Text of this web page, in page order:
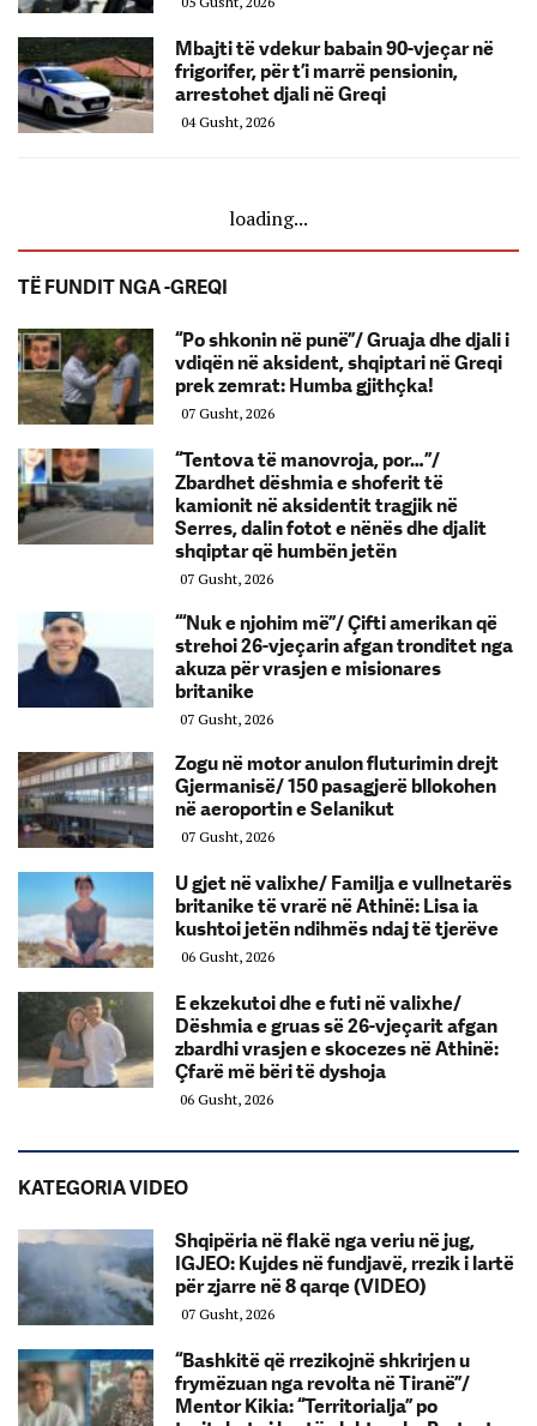
Mbajti të vdekur babain 90-vjeçar në
frigorifer, për t’i marrë pensionin,
arrestohet djali në Greqi
04 Gusht, 2026
loading...
TË FUNDIT NGA -GREQI
“Po shkonin në punë”/ Gruaja dhe djali i
vdiqën në aksident, shqiptari në Greqi
prek zemrat: Humba gjithçka!
07 Gusht, 2026
“Tentova të manovroja, por…”/
Zbardhet dëshmia e shoferit të
kamionit në aksidentit tragjik në
Serres, dalin fotot e nënës dhe djalit
shqiptar që humbën jetën
07 Gusht, 2026
“‘Nuk e njohim më”/ Çifti amerikan që
strehoi 26-vjeçarin afgan tronditet nga
akuza për vrasjen e misionares
britanike
07 Gusht, 2026
Zogu në motor anulon fluturimin drejt
Gjermanisë/ 150 pasagjerë bllokohen
në aeroportin e Selanikut
07 Gusht, 2026
U gjet në valixhe/ Familja e vullnetarës
britanike të vrarë në Athinë: Lisa ia
kushtoi jetën ndihmës ndaj të tjerëve
06 Gusht, 2026
E ekzekutoi dhe e futi në valixhe/
Dëshmia e gruas së 26-vjeçarit afgan
zbardhi vrasjen e skocezes në Athinë:
Çfarë më bëri të dyshoja
06 Gusht, 2026
KATEGORIA VIDEO
Shqipëria në flakë nga veriu në jug,
IGJEO: Kujdes në fundjavë, rrezik i lartë
për zjarre në 8 qarqe (VIDEO)
07 Gusht, 2026
“Bashkitë që rrezikojnë shkrirjen u
frymëzuan nga revolta në Tiranë”/
Mentor Kikia: “Territorialja” po